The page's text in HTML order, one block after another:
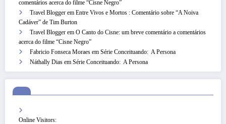
comentários acerca do filme “Cisne Negro”
Travel Blogger em Entre Vivos e Mortos : Comentário sobre “A Noiva
Cadáver” de Tim Burton
Travel Blogger em O Canto do Cisne: um breve comentário a comentários
acerca do filme “Cisne Negro”
Fabricio Fonseca Moraes em Série Conceituando: A Persona
Náthally Dias em Série Conceituando: A Persona
Online Visitors: